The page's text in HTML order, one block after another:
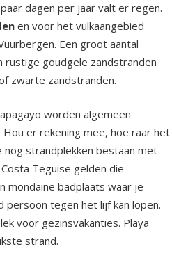
dagen per jaar valt er regen.
en voor het vulkaangebied
Een groot aantal
rustige goudgele zandstranden
zwarte zandstranden.
worden algemeen
er rekening mee, hoe raar het
nog strandplekken bestaan met
Teguise gelden die
mondaine badplaats waar je
persoon tegen het lijf kan lopen.
voor gezinsvakanties. Playa
strand.